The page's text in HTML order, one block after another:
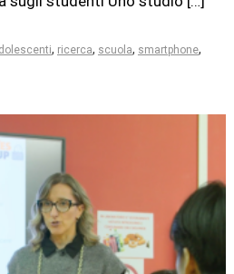
, ricerca, scuola, smartphone,